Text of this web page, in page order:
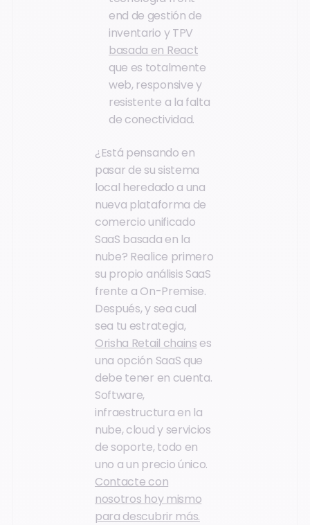
end de gestión de
inventario y TPV
basada en React
que es totalmente
web, responsive y
resistente a la falta
de conectividad.
¿Está pensando en
pasar de su sistema
local heredado a una
nueva plataforma de
comercio unificado
SaaS basada en la
nube? Realice primero
su propio análisis SaaS
frente a On-Premise.
Después, y sea cual
sea tu estrategia,
Orisha Retail chains es
una opción SaaS que
debe tener en cuenta.
Software,
infraestructura en la
nube, cloud y servicios
de soporte, todo en
uno a un precio único.
Contacte con
nosotros hoy mismo
para descubrir más.